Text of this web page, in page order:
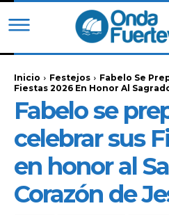
Inicio Festejos
Fabelo Se
Fiestas 2026 En Honor Al
Fabelo se
celebrar sus
en honor al
Corazón de